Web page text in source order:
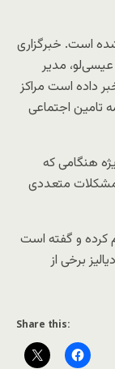
است. خبرگزاری
عیسی‌لو، مدیر
داده است مراکز
تامین اجتماعی
هنگامی که
مشکلات متعددی
کرده و گفته است
برخی از
Share this: